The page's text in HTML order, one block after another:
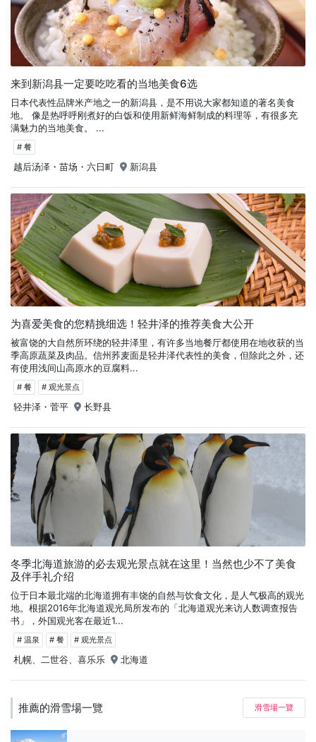
来到新潟县一定要吃吃看的当地美食6选
日本代表性品牌米产地之一的新潟县，是不用说大家都知道的著名美食
地。 像是热呼呼刚煮好的白饭和使用新鲜海鲜制成的料理等，有很多充
满魅力的当地美食。 ...
# 餐
越后汤泽・苗场・六日町 新潟县
为喜爱美食的您精挑细选！轻井泽的推荐美食大公开
被富饶的大自然所环绕的轻井泽里，有许多当地餐厅都使用在地收获的当
季高原蔬菜及肉品。信州荞麦面是轻井泽代表性的美食，但除此之外，还
有使用浅间山高原水的豆腐料...
# 餐 # 观光景点
轻井泽・菅平 长野县
冬季北海道旅游的必去观光景点就在这里！当然也少不了美食
及伴手礼介绍
位于日本最北端的北海道拥有丰饶的自然与饮食文化，是人气极高的观光
地。根据2016年北海道观光局所发布的「北海道观光来访人数调查报告
书」，外国观光客在最近1...
# 温泉 # 餐 # 观光景点
札幌、二世谷、喜乐乐 北海道
推薦的滑雪場一覽 滑雪場一覽